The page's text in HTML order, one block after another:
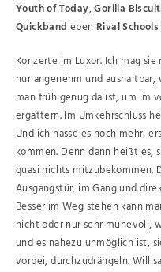
Youth of Today,Gorilla
Quickband eben Rival Schools
Konzerte im Luxor. Ich mag
nur angenehm und
man früh genug da ist, um im
ergattern. Im Umkehrschluss
Und ich hasse es noch mehr,
kommen. Denn dann heißt
quasi nichts mitzubekommen.
Ausgangstür, im Gang und
Besser im Weg stehen kann
nicht oder nur sehr mühevoll,
und es nahezu unmöglich ist,
vorbei, durchzudrängeln. Will